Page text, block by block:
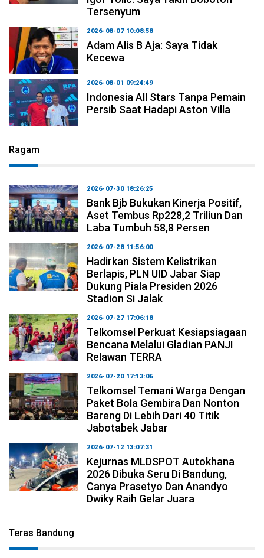
Tersenyum
2026-08-07 10:08:58
Adam Alis B Aja: Saya Tidak
Kecewa
2026-08-01 09:24:49
Indonesia All Stars Tanpa Pemain
Persib Saat Hadapi Aston Villa
Ragam
2026-07-30 18:26:25
Bank Bjb Bukukan Kinerja Positif,
Aset Tembus Rp228,2 Triliun Dan
Laba Tumbuh 58,8 Persen
2026-07-28 11:56:00
Hadirkan Sistem Kelistrikan
Berlapis, PLN UID Jabar Siap
Dukung Piala Presiden 2026
Stadion Si Jalak
2026-07-27 17:06:18
Telkomsel Perkuat Kesiapsiagaan
Bencana Melalui Gladian PANJI
Relawan TERRA
2026-07-20 17:13:06
Telkomsel Temani Warga Dengan
Paket Bola Gembira Dan Nonton
Bareng Di Lebih Dari 40 Titik
Jabotabek Jabar
2026-07-12 13:07:31
Kejurnas MLDSPOT Autokhana
2026 Dibuka Seru Di Bandung,
Canya Prasetyo Dan Anandyo
Dwiky Raih Gelar Juara
Teras Bandung